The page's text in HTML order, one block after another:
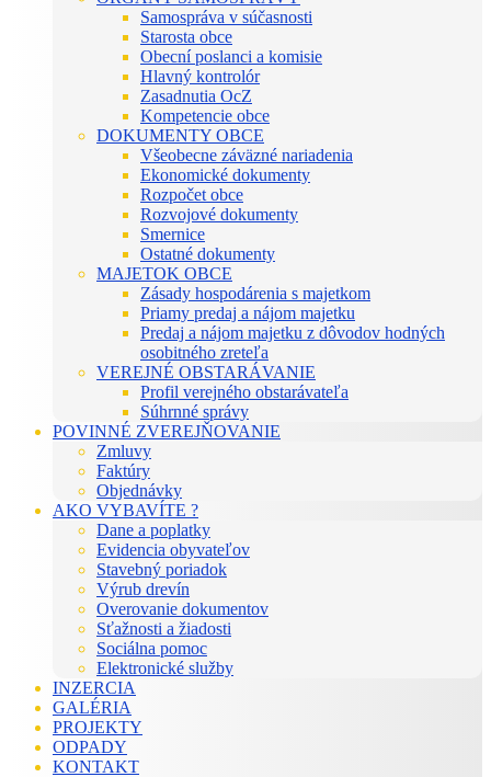
Samospráva v súčasnosti
Starosta obce
Obecní poslanci a komisie
Hlavný kontrolór
Zasadnutia OcZ
Kompetencie obce
DOKUMENTY OBCE
Všeobecne záväzné nariadenia
Ekonomické dokumenty
Rozpočet obce
Rozvojové dokumenty
Smernice
Ostatné dokumenty
MAJETOK OBCE
Zásady hospodárenia s majetkom
Priamy predaj a nájom majetku
Predaj a nájom majetku z dôvodov hodných
osobitného zreteľa
VEREJNÉ OBSTARÁVANIE
Profil verejného obstarávateľa
Súhrnné správy
POVINNÉ ZVEREJŇOVANIE
Zmluvy
Faktúry
Objednávky
AKO VYBAVÍTE ?
Dane a poplatky
Evidencia obyvateľov
Stavebný poriadok
Výrub drevín
Overovanie dokumentov
Sťažnosti a žiadosti
Sociálna pomoc
Elektronické služby
INZERCIA
GALÉRIA
PROJEKTY
ODPADY
KONTAKT